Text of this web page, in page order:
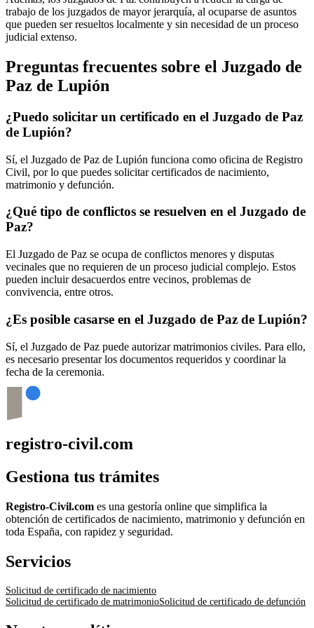
trabajo de los juzgados de mayor jerarquía, al ocuparse de asuntos
que pueden ser resueltos localmente y sin necesidad de un proceso
judicial extenso.
Preguntas frecuentes sobre el Juzgado de
Paz de Lupión
¿Puedo solicitar un certificado en el Juzgado de Paz
de Lupión?
Sí, el Juzgado de Paz de Lupión funciona como oficina de Registro
Civil, por lo que puedes solicitar certificados de nacimiento,
matrimonio y defunción.
¿Qué tipo de conflictos se resuelven en el Juzgado de
Paz?
El Juzgado de Paz se ocupa de conflictos menores y disputas
vecinales que no requieren de un proceso judicial complejo. Estos
pueden incluir desacuerdos entre vecinos, problemas de
convivencia, entre otros.
¿Es posible casarse en el Juzgado de Paz de Lupión?
Sí, el Juzgado de Paz puede autorizar matrimonios civiles. Para ello,
es necesario presentar los documentos requeridos y coordinar la
fecha de la ceremonia.
registro-civil.com
Gestiona tus trámites
Registro-Civil.com es una gestoría online que simplifica la
obtención de certificados de nacimiento, matrimonio y defunción en
toda España, con rapidez y seguridad.
Servicios
Solicitud de certificado de nacimiento
Solicitud de certificado de matrimonioSolicitud de certificado de defunción